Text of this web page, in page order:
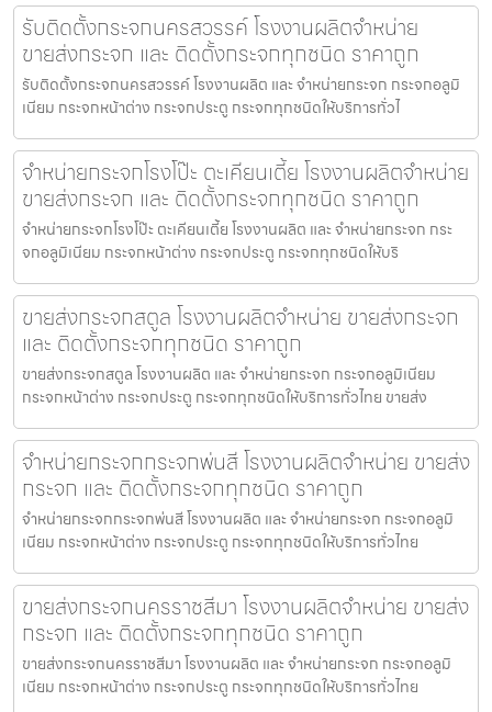
รับติดตั้งกระจกนครสวรรค์ โรงงานผลิตจำหน่าย
ขายส่งกระจก และ ติดตั้งกระจกทุกชนิด ราคาถูก
รับติดตั้งกระจกนครสวรรค์ โรงงานผลิต และ จำหน่ายกระจก กระจกอลูมิ
เนียม กระจกหน้าต่าง กระจกประตู กระจกทุกชนิดให้บริการทั่วไ
จำหน่ายกระจกโรงโป๊ะ ตะเคียนเตี้ย โรงงานผลิตจำหน่าย
ขายส่งกระจก และ ติดตั้งกระจกทุกชนิด ราคาถูก
จำหน่ายกระจกโรงโป๊ะ ตะเคียนเตี้ย โรงงานผลิต และ จำหน่ายกระจก กระ
จกอลูมิเนียม กระจกหน้าต่าง กระจกประตู กระจกทุกชนิดให้บริ
ขายส่งกระจกสตูล โรงงานผลิตจำหน่าย ขายส่งกระจก
และ ติดตั้งกระจกทุกชนิด ราคาถูก
ขายส่งกระจกสตูล โรงงานผลิต และ จำหน่ายกระจก กระจกอลูมิเนียม
กระจกหน้าต่าง กระจกประตู กระจกทุกชนิดให้บริการทั่วไทย ขายส่ง
จำหน่ายกระจกกระจกพ่นสี โรงงานผลิตจำหน่าย ขายส่ง
กระจก และ ติดตั้งกระจกทุกชนิด ราคาถูก
จำหน่ายกระจกกระจกพ่นสี โรงงานผลิต และ จำหน่ายกระจก กระจกอลูมิ
เนียม กระจกหน้าต่าง กระจกประตู กระจกทุกชนิดให้บริการทั่วไทย
ขายส่งกระจกนครราชสีมา โรงงานผลิตจำหน่าย ขายส่ง
กระจก และ ติดตั้งกระจกทุกชนิด ราคาถูก
ขายส่งกระจกนครราชสีมา โรงงานผลิต และ จำหน่ายกระจก กระจกอลูมิ
เนียม กระจกหน้าต่าง กระจกประตู กระจกทุกชนิดให้บริการทั่วไทย